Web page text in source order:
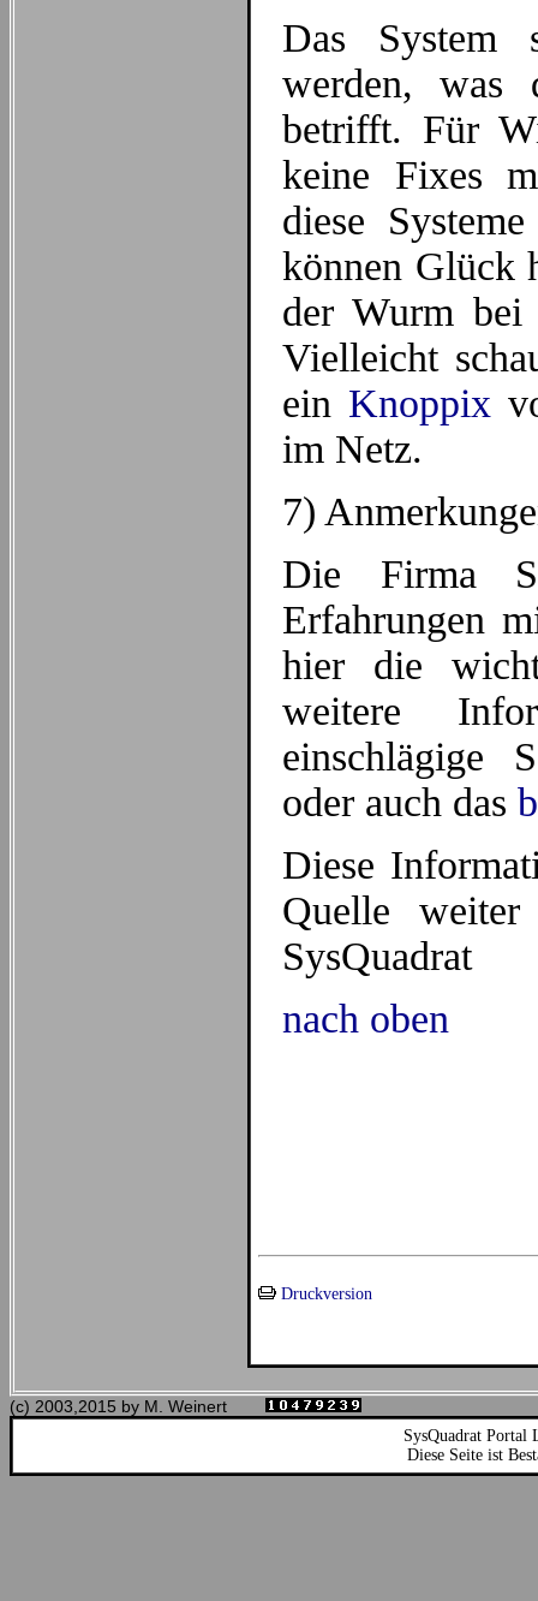
Das System
werden, was
betrifft. Für
keine Fixes
diese
können Glück
der Wurm
Vielleicht
ein Knoppix
im Netz.
7)
Die Firma
Erfahrungen
hier die
weitere
einschlägige
oder auch das
Diese
Quelle weiter
SysQuadrat
nach oben
Druckversion
(c) 2003,2015 by M. Weinert
SysQuadrat
Diese Seite ist